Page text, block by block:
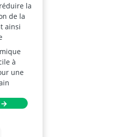
la
de la
ainsi
à
une
→